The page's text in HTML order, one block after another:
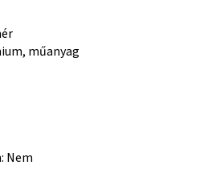
műanyag
Nem